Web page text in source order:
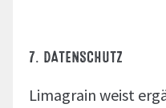
7. DATENSCHUTZ
Limagrain weist